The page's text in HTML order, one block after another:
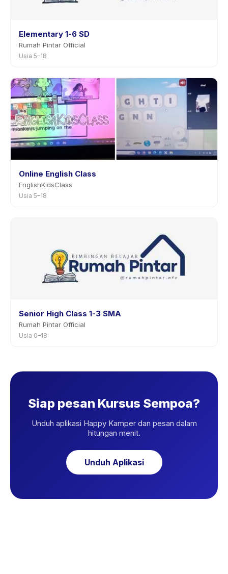
Elementary 1-6 SD
Rumah Pintar Official
Usia 5–18
Online English Class
EnglishKidsClass
Usia 5–18
Senior High Class 1-3 SMA
Rumah Pintar Official
Usia 0–18
Siap pesan Kursus Sempoa?
Unduh aplikasi Happy Kamper dan pesan dalam
hitungan menit.
Unduh Aplikasi